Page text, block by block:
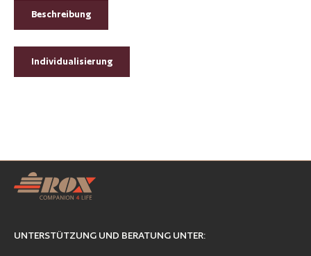
Beschreibung
Individualisierung
UNTERSTÜTZUNG UND BERATUNG UNTER: